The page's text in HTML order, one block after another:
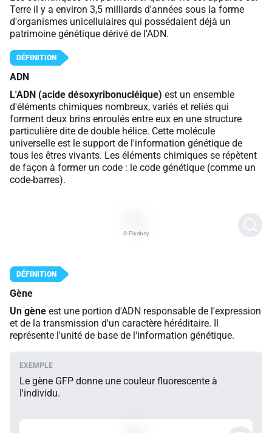
Terre il y a environ 3,5 milliards d'années sous la forme
d'organismes unicellulaires qui possédaient déjà un
patrimoine génétique dérivé de l'ADN.
ADN
L'ADN (acide désoxyribonucléique) est un ensemble
d'éléments chimiques nombreux, variés et reliés qui
forment deux brins enroulés entre eux en une structure
particulière dite de double hélice. Cette molécule
universelle est le support de l'information génétique de
tous les êtres vivants. Les éléments chimiques se répètent
de façon à former un code : le code génétique (comme un
code-barres).
© Pixabay
Gène
Un gène est une portion d'ADN responsable de l'expression
et de la transmission d'un caractère héréditaire. Il
représente l'unité de base de l'information génétique.
Le gène GFP donne une couleur fluorescente à
l'individu.